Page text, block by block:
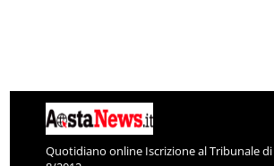
Quotidiano online Iscrizione al Tribunale